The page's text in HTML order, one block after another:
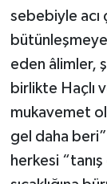
sebebiyle
eden âlimler,
birlikte Haçlı
mukavemet
gel daha
herkesi
Erzurum
Eskişehir
Giresun